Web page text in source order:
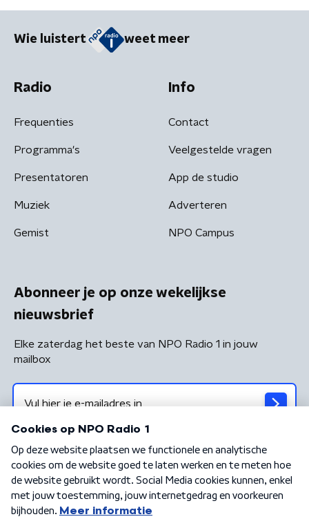
Wie luistert weet meer
Radio
Frequenties
Programma's
Presentatoren
Muziek
Gemist
Info
Contact
Veelgestelde vragen
App de studio
Adverteren
NPO Campus
Abonneer je op onze wekelijkse
nieuwsbrief
Elke zaterdag het beste van NPO Radio 1 in jouw
mailbox
Algemene voorwaarden